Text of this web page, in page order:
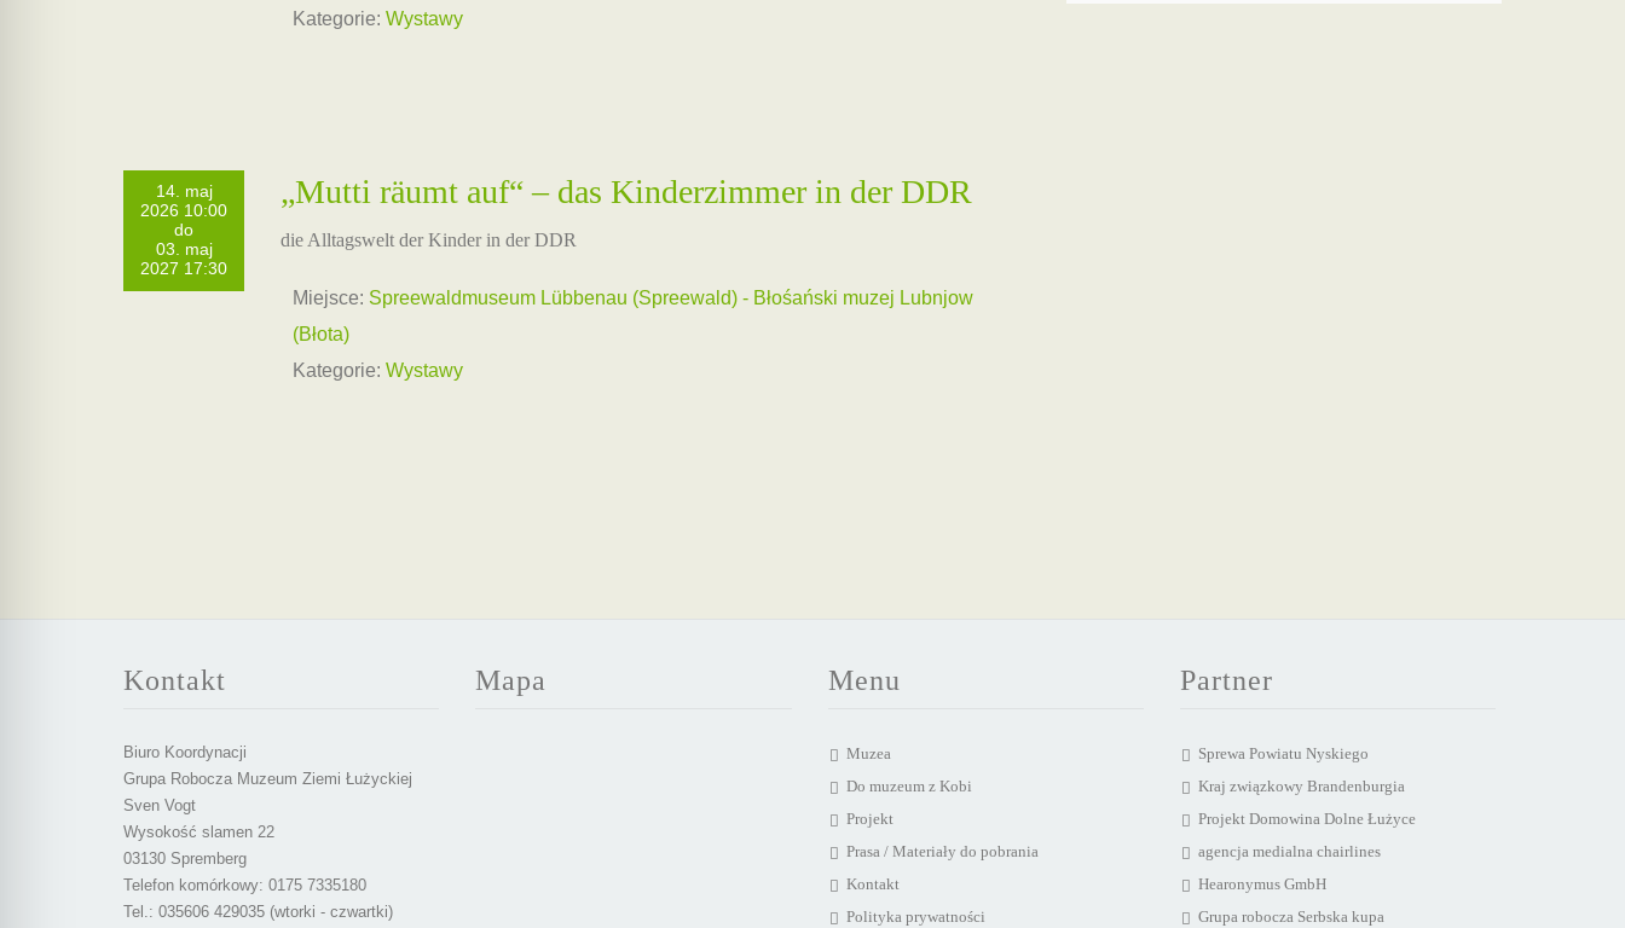
Kategorie: Wystawy
14. maj
2026 10:00
do
03. maj
2027 17:30
„Mutti räumt auf“ – das Kinderzimmer in der DDR
die Alltagswelt der Kinder in der DDR
Miejsce: Spreewaldmuseum Lübbenau (Spreewald) - Błośański muzej Lubnjow
(Błota)
Kategorie: Wystawy
Kontakt
Biuro Koordynacji
Grupa Robocza Muzeum Ziemi Łużyckiej
Sven Vogt
Wysokość slamen 22
03130 Spremberg
Telefon komórkowy: 0175 7335180
Tel.: 035606 429035 (wtorki - czwartki)
Mapa Menu
Muzea
Do muzeum z Kobi
Projekt
Prasa / Materiały do pobrania
Kontakt
Polityka prywatności
Partner
Sprewa Powiatu Nyskiego
Kraj związkowy Brandenburgia
Projekt Domowina Dolne Łużyce
agencja medialna chairlines
Hearonymus GmbH
Grupa robocza Serbska kupa